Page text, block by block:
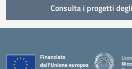
Consulta i progetti